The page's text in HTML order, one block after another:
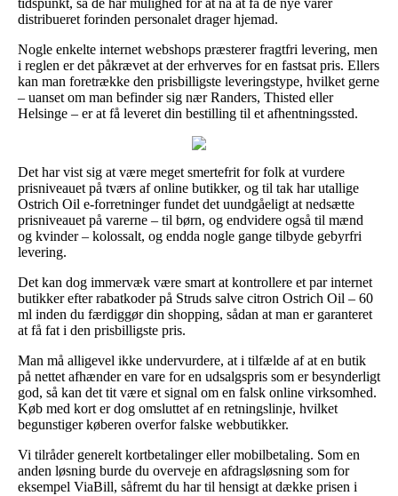
distribueret forinden personalet drager hjemad.
Nogle enkelte internet webshops præsterer fragtfri levering, men
i reglen er det påkrævet at der erhverves for en fastsat pris. Ellers
kan man foretrække den prisbilligste leveringstype, hvilket gerne
– uanset om man befinder sig nær Randers, Thisted eller
Helsinge – er at få leveret din bestilling til et afhentningssted.
Det har vist sig at være meget smertefrit for folk at vurdere
prisniveauet på tværs af online butikker, og til tak har utallige
Ostrich Oil e-forretninger fundet det uundgåeligt at nedsætte
prisniveauet på varerne – til børn, og endvidere også til mænd
og kvinder – kolossalt, og endda nogle gange tilbyde gebyrfri
levering.
Det kan dog immervæk være smart at kontrollere et par internet
butikker efter rabatkoder på Struds salve citron Ostrich Oil – 60
ml inden du færdiggør din shopping, sådan at man er garanteret
at få fat i den prisbilligste pris.
Man må alligevel ikke undervurdere, at i tilfælde af at en butik
på nettet afhænder en vare for en udsalgspris som er besynderligt
god, så kan det tit være et signal om en falsk online virksomhed.
Køb med kort er dog omsluttet af en retningslinje, hvilket
begunstiger køberen overfor falske webbutikker.
Vi tilråder generelt kortbetalinger eller mobilbetaling. Som en
anden løsning burde du overveje en afdragsløsning som for
eksempel ViaBill, såfremt du har til hensigt at dække prisen i